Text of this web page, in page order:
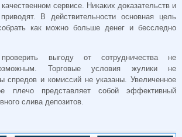
сервисе. Никаких доказательств и
В действительности основная цель
как можно больше денег и бесследно
выгоду от сотрудничества не
Торговые условия жулики не
спредов и комиссий не указаны. Увеличенное
плечо представляет собой эффективный
слива депозитов.